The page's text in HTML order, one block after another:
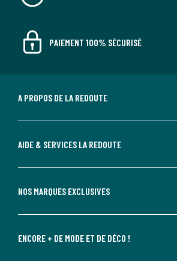
PAIEMENT 100% SÉCURISÉ
A PROPOS DE LA REDOUTE
AIDE & SERVICES LA REDOUTE
NOS MARQUES EXCLUSIVES
ENCORE + DE MODE ET DE DÉCO !